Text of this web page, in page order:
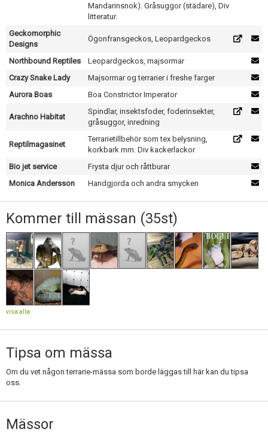
Mandarinsnok). Gråsuggor (städare), Div
litteratur.
Geckomorphic
Designs
Ögonfransgeckos, Leopardgeckos
Northbound Reptiles
Leopardgeckos, majsormar
Crazy Snake Lady
Majsormar og terrarier i freshe farger
Aurora Boas
Boa Constrictor Imperator
Arachno Habitat
Spindlar, insektsfoder, foderinsekter,
gråsuggor, inredning
Reptilmagasinet
Terrarietillbehör som tex belysning,
korkbark mm. Div kackerlackor
Bio jet service
Frysta djur och råttburar
Monica Andersson
Handgjorda och andra smycken
Kommer till mässan (35st)
visa alla
Tipsa om mässa
Om du vet någon terrarie-mässa som borde läggas till här kan du tipsa
oss.
Mässor